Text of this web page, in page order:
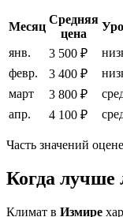
Месяц
Средняя
цена
янв.
3 500 ₽
февр.
3 400 ₽
март
3 800 ₽
апр.
4 100 ₽
Часть значений
Когда лучше
Климат в Измире